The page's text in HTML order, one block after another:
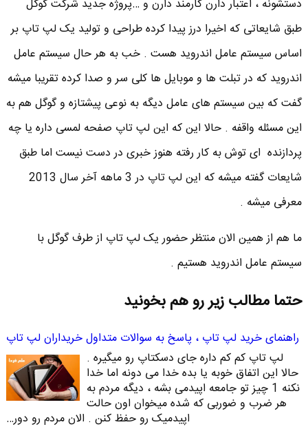
دستشونه ، اعتبار دارن کارمند دارن و …پروژه جدید شرکت گوگل
طبق شایعاتی که اخیرا درز پیدا کرده طراحی و تولید یک لپ تاپ بر
اساس سیستم عامل اندروید هست . خب به هر حال سیستم عامل
اندروید که در تبلت ها و موبایل ها کلی سر و صدا کرده تقریبا میشه
گفت که بین سیستم های عامل دیگه به نوعی پیشتازه و گوگل هم به
این مسئله واقفه . حالا این که این لپ تاپ صفحه لمسی داره یا چه
پردازنده ای توش به کار رفته هنوز خبری در دست نیست اما طبق
شایعات گفته میشه که این لپ تاپ در 3 ماهه آخر سال 2013
معرفی میشه .
ما هم از همین الان منتظر حضور یک لپ تاپ از طرف گوگل با
سیستم عامل اندروید هستیم .
حتما مطالب زیر رو هم بخونید
راهنمای خرید لپ تاپ ، پاسخ به سوالات متداول خریداران لپ تاپ
لپ تاپ کم کم داره جای دسکتاپ رو میگیره .
حالا این اتفاق خوبه یا بده خدا می دونه اما خدا
نکنه 1 چیز تو جامعه اپیدمی بشه ، دیگه مردم به
هر ضرب و ضوربی که شده میخوان اون حالت
اپیدمیک رو حفظ کنن . الان مردم رو دور…